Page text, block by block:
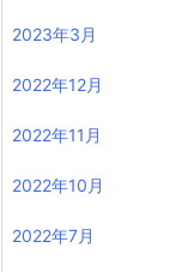
2023年3月
2022年12月
2022年11月
2022年10月
2022年7月